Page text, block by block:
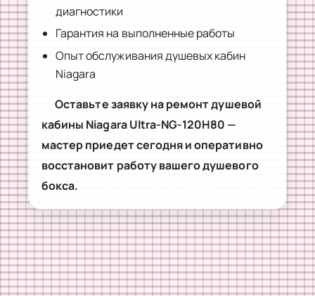
диагностики
Гарантия на выполненные работы
Опыт обслуживания душевых кабин
Niagara
Оставьте заявку на ремонт душевой
кабины Niagara Ultra-NG-120H80 —
мастер приедет сегодня и оперативно
восстановит работу вашего душевого
бокса.